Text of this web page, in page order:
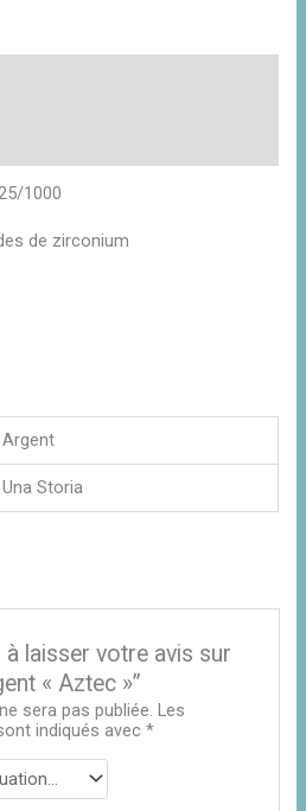
1000
de zirconium
Argent
Una Storia
laisser votre avis sur
« Aztec »”
sera pas publiée. Les
indiqués avec *